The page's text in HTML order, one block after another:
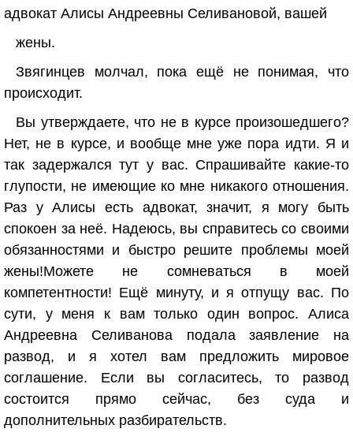
адвокат Алисы Андреевны Селивановой, вашей
жены.
Звягинцев молчал, пока ещё не понимая, что
происходит.
Вы утверждаете, что не в курсе произошедшего?
Нет, не в курсе, и вообще мне уже пора идти. Я и
так задержался тут у вас. Спрашивайте какие-то
глупости, не имеющие ко мне никакого отношения.
Раз у Алисы есть адвокат, значит, я могу быть
спокоен за неё. Надеюсь, вы справитесь со своими
обязанностями и быстро решите проблемы моей
жены!Можете не сомневаться в моей
компетентности! Ещё минуту, и я отпущу вас. По
сути, у меня к вам только один вопрос. Алиса
Андреевна Селиванова подала заявление на
развод, и я хотел вам предложить мировое
соглашение. Если вы согласитесь, то развод
состоится прямо сейчас, без суда и
дополнительных разбирательств.